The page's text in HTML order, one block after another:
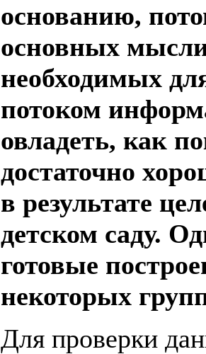
основанию,
основных
необходимых
потоком
овладеть, как
достаточно
в результате
детском саду.
готовые
некоторых
Для проверки